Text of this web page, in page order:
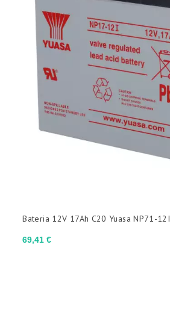
Preço
69,41 €
Bateria 12V 17Ah C20 Yuasa NP71-12I